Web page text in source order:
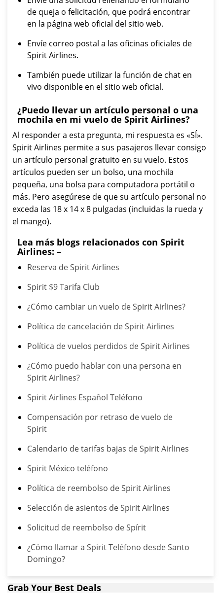
de queja o felicitación, que podrá encontrar
en la página web oficial del sitio web.
Envíe correo postal a las oficinas oficiales de
Spirit Airlines.
También puede utilizar la función de chat en
vivo disponible en el sitio web oficial.
¿Puedo llevar un artículo personal o una
mochila en mi vuelo de Spirit Airlines?
Al responder a esta pregunta, mi respuesta es «SÍ».
Spirit Airlines permite a sus pasajeros llevar consigo
un artículo personal gratuito en su vuelo. Estos
artículos pueden ser un bolso, una mochila
pequeña, una bolsa para computadora portátil o
más. Pero asegúrese de que su artículo personal no
exceda las 18 x 14 x 8 pulgadas (incluidas la rueda y
el mango).
Lea más blogs relacionados con Spirit
Airlines: –
Reserva de Spirit Airlines
Spirit $9 Tarifa Club
¿Cómo cambiar un vuelo de Spirit Airlines?
Política de cancelación de Spirit Airlines
Política de vuelos perdidos de Spirit Airlines
¿Cómo puedo hablar con una persona en
Spirit Airlines?
Spirit Airlines Español Teléfono
Compensación por retraso de vuelo de
Spirit
Calendario de tarifas bajas de Spirit Airlines
Spirit México teléfono
Política de reembolso de Spirit Airlines
Selección de asientos de Spirit Airlines
Solicitud de reembolso de Spírit
¿Cómo llamar a Spirit Teléfono desde Santo
Domingo?
Grab Your Best Deals